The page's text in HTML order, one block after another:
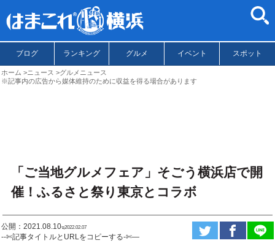
ブログ ランキング グルメ イベント スポット
ホーム ニュース
グルメニュース
※記事内の広告から媒体維持のために収益を得る場合があります
「ご当地グルメフェア」そごう横浜店で開
催！ふるさと祭り東京とコラボ
公開：2021.08.10ಇ2022.02.07
--✄記事タイトルとURLをコピーする-✄—